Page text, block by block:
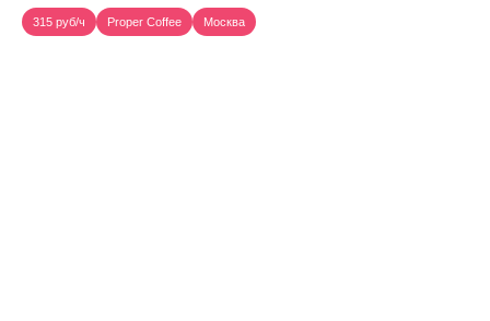
315 руб/ч Proper Coffee Москва